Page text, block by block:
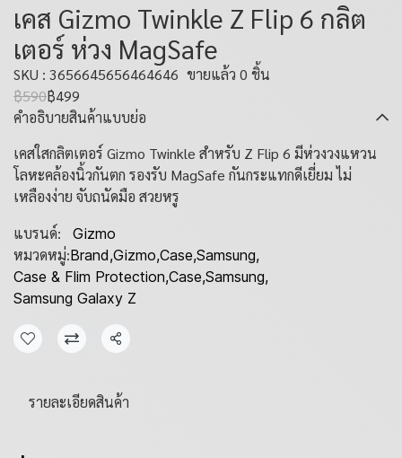
เคส Gizmo Twinkle Z Flip 6 กลิต
เตอร์ ห่วง MagSafe
SKU : 3656645656464646 ขายแล้ว 0 ชิ้น
฿590฿499
คำอธิบายสินค้าแบบย่อ
เคสใสกลิตเตอร์ Gizmo Twinkle สำหรับ Z Flip 6 มีห่วงวงแหวน
โลหะคล้องนิ้วกันตก รองรับ MagSafe กันกระแทกดีเยี่ยม ไม่
เหลืองง่าย จับถนัดมือ สวยหรู
แบรนด์:
Gizmo
หมวดหมู่:Brand,Gizmo,Case,Samsung,
Case & Flim Protection,Case,Samsung,
Samsung Galaxy Z
แชร์
รายละเอียดสินค้า